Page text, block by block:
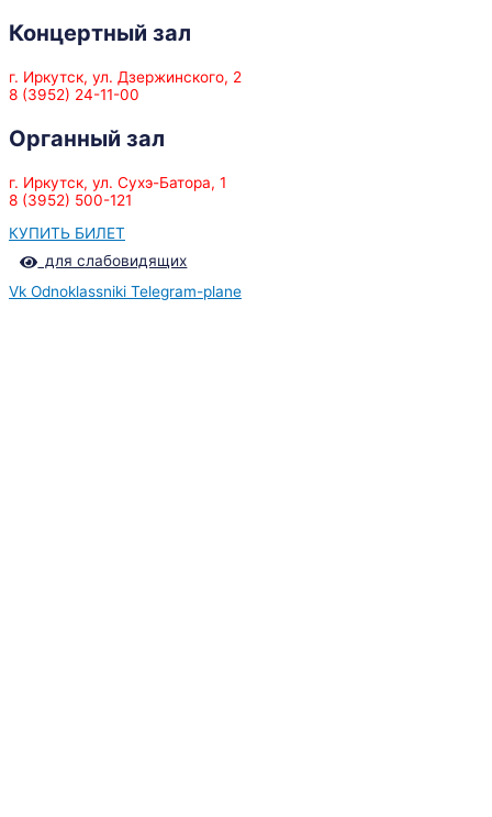
Концертный зал
г. Иркутск, ул. Дзержинского, 2
8 (3952) 24-11-00
Органный зал
г. Иркутск, ул. Сухэ-Батора, 1
8 (3952) 500-121
КУПИТЬ БИЛЕТ
для слабовидящих
Vk Odnoklassniki Telegram-plane